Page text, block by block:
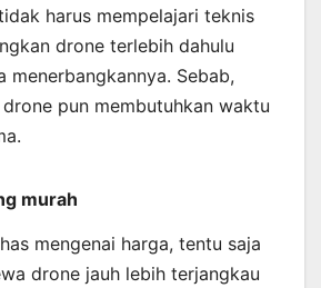
harus mempelajari teknis
drone terlebih dahulu
menerbangkannya. Sebab,
pun membutuhkan waktu
murah
mengenai harga, tentu saja
drone jauh lebih terjangkau